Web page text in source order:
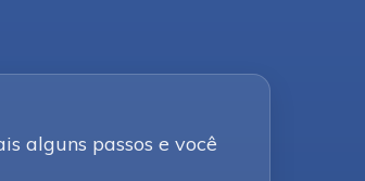
alguns passos e você